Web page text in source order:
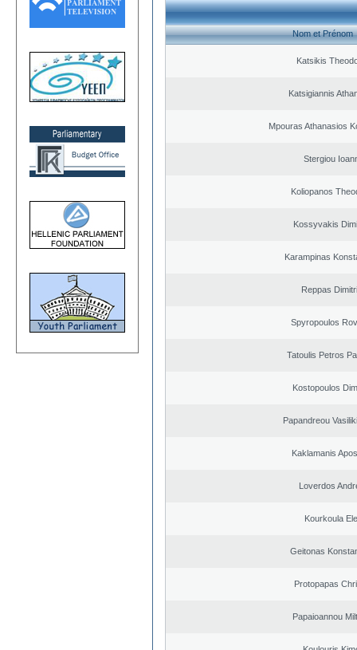
Nom et Prénom
Katsikis
Katsigiannis
Mpouras Athanasios
Stergiou
Koliopanos
Kossyvakis
Karampinas
Reppas
Spyropoulos
Tatoulis Petros
Kostopoulos
Papandreou
Kaklamanis
Loverdos
Kourkoula
Geitonas
Protopapas
Papaioannou